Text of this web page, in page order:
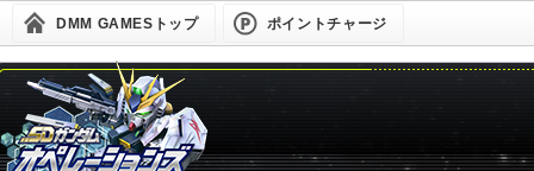
DMM GAMESトップ ポイントチャージ